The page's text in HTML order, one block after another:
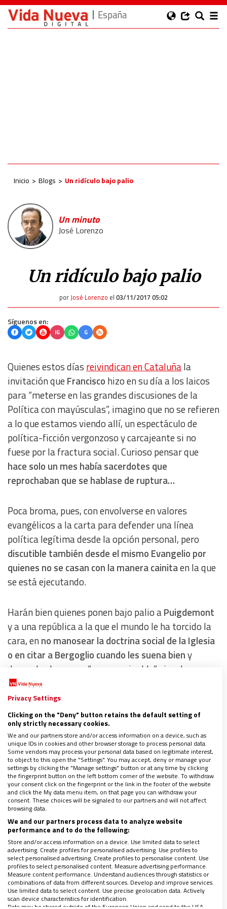
España
Inicio Blogs Un ridículo bajo palio
Un minuto
José Lorenzo
Un ridículo bajo palio
porJosé Lorenzo el 03/11/2017 05:02
Síguenos en:
IG G
Quienes estos días reivindican en Cataluñala
invitación queFrancisco hizo en su día a los laicos
para “meterse en las grandes discusiones de la
Política con mayúsculas”, imagino que no se refieren
a lo que estamos viendo allí, un espectáculo de
política-ficción vergonzoso y carcajeante si no
fuese por la fractura social. Curioso pensar que
hace solo un mes había sacerdotes que
reprochaban que se hablase de ruptura…
Poca broma, pues, con envolverse en valores
evangélicos a la carta para defender una línea
política legítima desde la opción personal, pero
discutible también desde el mismo Evangelio por
quienes no se casan con la manera cainitaen la que
se está ejecutando.
Harán bien quienes ponen bajo palio aPuigdemont
y a una república a la que el mundo le ha torcido la
cara, enno manosear la doctrina social de la Iglesia
o en citar a Bergoglio cuando les suena bieny
despacharlo con un “eso es opinable” si no les
interesa
Quienes sintiéndose hijos de la Iglesia están con la
hoja de ruta independentista por las bravas,
deberían escuchar el recientediscurso del Papa ante
la COMECE, donde recuerda que los cristianos están
llamados a “dar nueva dignidad a la política”.Muy
poco de esto se ha visto en las últimas semanas en
Cataluña. Una dignidad, añade el Papa, “entendida
como máximo servicio al bien común y no como una
ocupación de poder”. Si el Pontífice estuviera en ese
momento pensando en elprocés, no lo podría haber
expresado con más claridad.
Hay en nuestra historia reciente dolorosos
ejemplos de cómose retuerce el argumentario
Privacy Settings
Clicking on the "Deny" button retains the default setting of
only strictly necessary cookies.
We and our partners store and/or access information on a device, such as
unique IDs in cookies and other browser storage to process personal data.
Some vendors may process your personal data based on legitimate interest,
to object to this open the "Settings". You may accept, deny or manage your
settings by clicking the "Manage settings" button or at any time by clicking
the fingerprint button on the left bottom corner of the website. To withdraw
your consent click on the fingerprint or the link in the footer of the website
and click the My data menu item, on that page you can withdraw your
consent. These choices will be signaled to our partners and will not affect
browsing data.
We and our partners process data to analyze website
performance and to do the following:
Store and/or access information on a device. Use limited data to select
advertising. Create profiles for personalised advertising. Use profiles to
select personalised advertising. Create profiles to personalise content. Use
profiles to select personalised content. Measure advertising performance.
Measure content performance. Understand audiences through statistics or
combinations of data from different sources. Develop and improve services.
Use limited data to select content. Use precise geolocation data. Actively
scan device characteristics for identification.
Data may be shared outside of the European Union and send to the USA.